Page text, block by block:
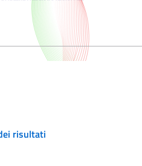
-
risultati